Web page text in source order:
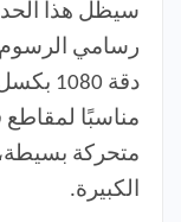
سيظل هذا الحد
رسامي الرسوم
دقة
مناسبًا
متحركة بسيطة،
الكبيرة.